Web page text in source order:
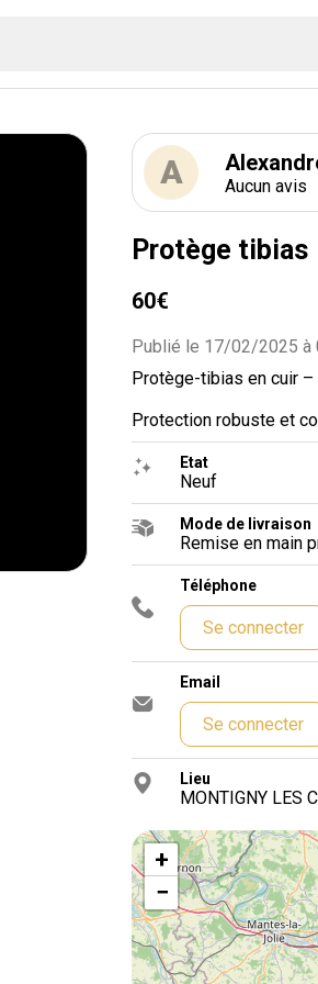
A Aucun avis
Protège tibias
60€
Publié le 17/02/2025 à
Protège-tibias en cuir –
Protection robuste et
Etat
Neuf
Mode de livraison
Remise en main
Téléphone
Se connecter
Email
Se connecter
Lieu
MONTIGNY LES
+
−